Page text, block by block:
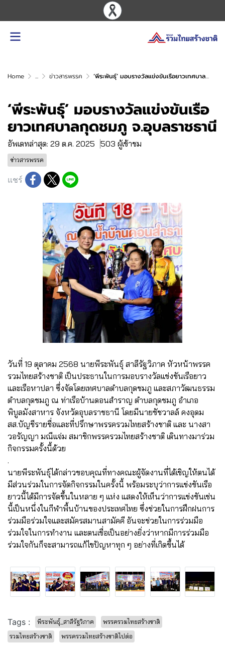
Home ... ข่าวสารพรรค ‘พีระพันธุ์’ มอบรางวัลแข่งขันเรือยาวเทศบาลกุดชมภู จ.อุบลราชธานี
‘พีระพันธุ์’ มอบรางวัลแข่งขันเรือ
ยาวเทศบาลกุดชมภู จ.อุบลราชธานี
อัพเดทล่าสุด: 29 ต.ค. 2025 503 ผู้เข้าชม
ข่าวสารพรรค
แชร์
วันที่ 19 ตุลาคม 2568 นายพีระพันธุ์ สาลีรัฐวิภาค หัวหน้าพรรค
รวมไทยสร้างชาติ เป็นประธานในการมอบรางวัลแข่งขันเรือยาว
และเรือหาปลา ซึ่งจัดโดยเทศบาลตำบลกุดชมภู และสภาวัฒนธรรม
ตำบลกุดชมภู ณ ท่าเรือบ้านดอนสำราญ ตำบลกุดชมภู อำเภอ
พิบูลมังสาหาร จังหวัดอุบลราชธานี โดยมีนายชัชวาลล์ คงอุดม
สส.บัญชีรายชื่อและที่ปรึกษาพรรครวมไทยสร้างชาติ และ นางสา
วอรัญญา มณีแจ่ม สมาชิกพรรครวมไทยสร้างชาติ เดินทางมาร่วม
กิจกรรมครั้งนี้ด้วย
.
นายพีระพันธุ์ได้กล่าวขอบคุณที่ทางคณะผู้จัดงานที่ได้เชิญให้ตนได้
มีส่วนร่วมในการจัดกิจกรรมในครั้งนี้ พร้อมระบุว่าการแข่งขันเรือ
ยาวนี้ได้มีการจัดขึ้นในหลาย ๆ แห่ง แสดงให้เห็นว่าการแข่งขันเช่น
นี้เป็นหนึ่งในกีฬาพื้นบ้านของประเทศไทย ซึ่งช่วยในการฝึกฝนการ
ร่วมมือร่วมใจและสมัครสมานสามัคคี อันจะช่วยในการร่วมมือ
ร่วมใจในการทำงาน และตนเชื่อเป็นอย่างยิ่งว่าหากมีการร่วมมือ
ร่วมใจกันก็จะสามารถแก้ไขปัญหาทุก ๆ อย่างที่เกิดขึ้นได้
Tags : พีระพันธุ์_สาลีรัฐวิภาค
พรรครวมไทยสร้างชาติ
รวมไทยสร้างชาติ
พรรครวมไทยสร้างชาติไปต่อ